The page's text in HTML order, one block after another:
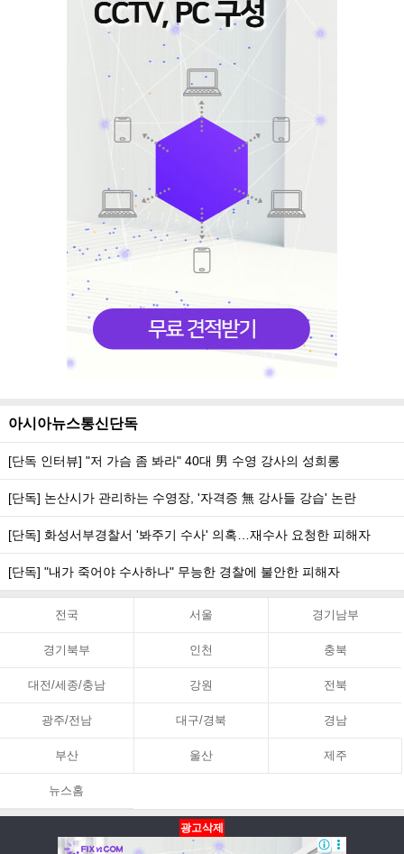
아시아뉴스통신단독
[단독 인터뷰] "저 가슴 좀 봐라" 40대 男 수영 강사의 성희롱
[단독] 논산시가 관리하는 수영장, '자격증 無 강사들 강습' 논란
[단독] 화성서부경찰서 '봐주기 수사' 의혹…재수사 요청한 피해자
[단독] "내가 죽어야 수사하나" 무능한 경찰에 불안한 피해자
전국 서울 경기남부
경기북부 인천 충북
대전/세종/충남 강원 전북
광주/전남 대구/경북 경남
부산 울산 제주
뉴스홈
광고삭제